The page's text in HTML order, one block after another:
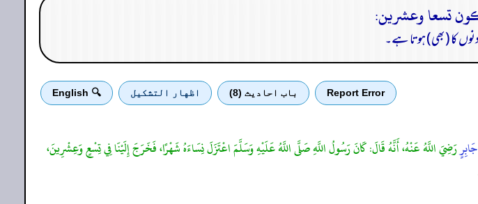
کا (بھی) ہوتا ہے۔
Report Error باب احادیث (8) اظهار التشكيل 🔍 English
جَابِرٍرَضِيَ اللَّهُ عَنْهُ، أَنَّهُ قَالَ: كَانَ رَسُولُ اللَّهِ صَلَّى اللَّهُ عَلَيْهِ وَسَلَّمَ اعْتَزَلَ نِسَاءَهُ شَهْرًا، فَخَرَجَ إِلَيْنَا فِي تِسْعٍ وَعِشْرِينَ،